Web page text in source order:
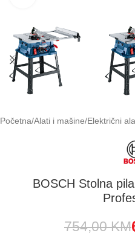
Početna/Alati i mašine/Električni
BOSCH Stolna
754,00KM